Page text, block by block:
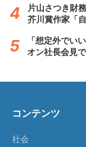
片山さつき財
芥川賞作家「
「想定外でい
オン社長会見
コンテンツ
社会